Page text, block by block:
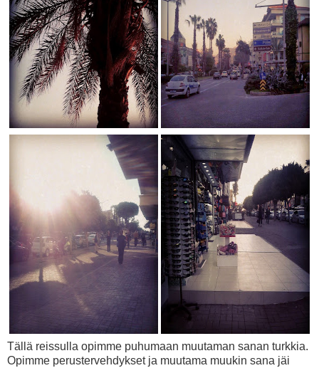
Tällä reissulla opimme puhumaan muutaman sanan turkkia.
Opimme perustervehdykset ja muutama muukin sana jäi